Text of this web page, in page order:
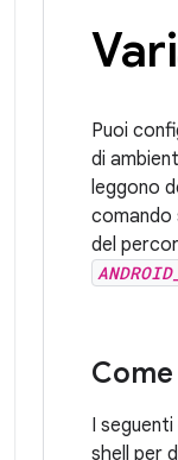
Puoi
di
leggono
comando
del
I
shell per